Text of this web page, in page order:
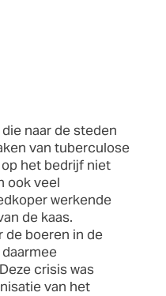
naar de steden
van tuberculose
het bedrijf niet
ook veel
werkende
de kaas.
de boeren in de
crisis was
van het